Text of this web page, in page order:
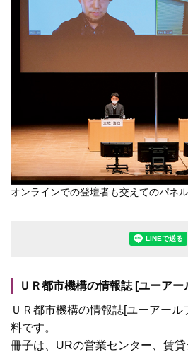
オンラインでの登壇者も交えてのパネ
LINEで送
ＵＲ都市機構の情報誌 [ユーアー
ＵＲ都市機構の情報誌[ユーアー
料です。
冊子は、URの営業センター、賃